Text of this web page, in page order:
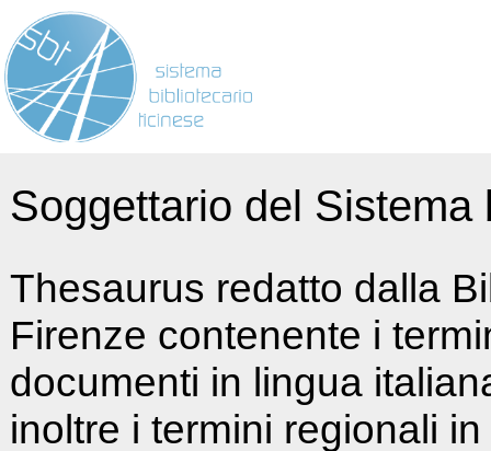
Soggettario del
Thesaurus redatto dalla
Firenze contenente i
documenti in lingua
inoltre i termini regionali